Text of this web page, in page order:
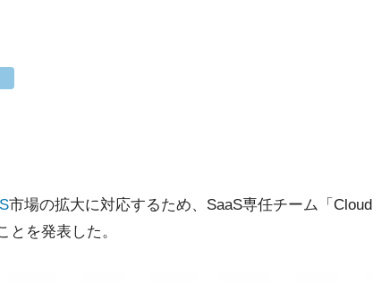
市場の拡大に対応するため、SaaS専任チーム「Cloud
とを発表した。